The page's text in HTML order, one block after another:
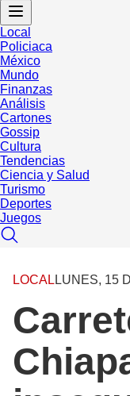
Local
Policiaca
México
Mundo
Finanzas
Análisis
Cartones
Gossip
Cultura
Tendencias
Ciencia y Salud
Turismo
Deportes
Juegos
LOCAL LUNES, 15